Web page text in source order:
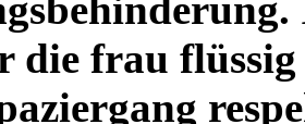
frau flüssig